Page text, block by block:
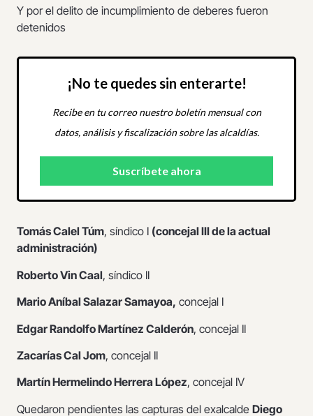
Y por el delito de incumplimiento de deberes fueron
detenidos
¡No te quedes sin enterarte!
Recibe en tu correo nuestro boletín mensual con
datos, análisis y fiscalización sobre las alcaldías.
Tomás Calel Túm, síndico I (concejal III de la actual
administración)
Roberto Vin Caal, síndico II
Mario Aníbal Salazar Samayoa, concejal I
Edgar Randolfo Martínez Calderón, concejal II
Zacarías Cal Jom, concejal II
Martín Hermelindo Herrera López, concejal IV
Quedaron pendientes las capturas del exalcalde Diego